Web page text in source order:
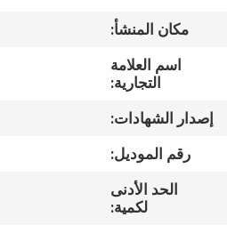
عرض
الافتراضي
معلومات
مكان المنشأ:
اسم العلامة
التجارية:
إصدار الشهادات:
رقم الموديل:
الحد الأدنى
لكمية: